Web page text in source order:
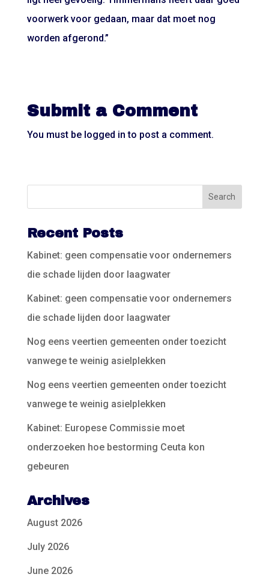
voorwerk voor gedaan, maar dat moet nog
worden afgerond.”
Submit a Comment
You must be logged in to post a comment.
Recent Posts
Kabinet: geen compensatie voor ondernemers
die schade lijden door laagwater
Kabinet: geen compensatie voor ondernemers
die schade lijden door laagwater
Nog eens veertien gemeenten onder toezicht
vanwege te weinig asielplekken
Nog eens veertien gemeenten onder toezicht
vanwege te weinig asielplekken
Kabinet: Europese Commissie moet
onderzoeken hoe bestorming Ceuta kon
gebeuren
Archives
August 2026
July 2026
June 2026